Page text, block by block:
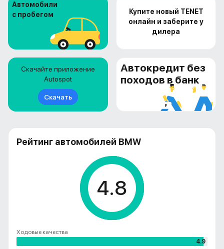
Автомобили
с пробегом
Купите новый TENET
онлайн и заберите у
дилера
Скачайте приложение
Autospot
Скачать
Автокредит без
походов в банк
Рейтинг автомобилей BMW
4.8
Ходовые качества
4.9